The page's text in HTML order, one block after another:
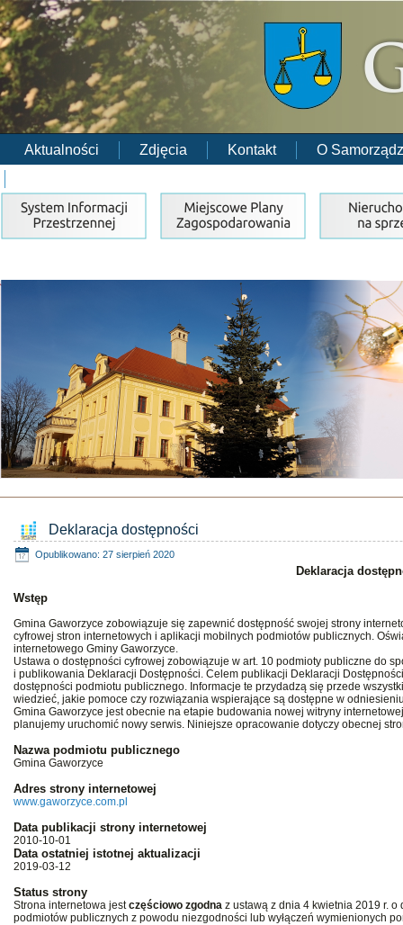
Aktualności Zdjęcia Kontakt
O
Deklaracja dostępności
Opublikowano: 27 sierpień 2020
Deklaracja
Wstęp
Gmina Gaworzyce zobowiązuje się zapewnić dostępność swojej strony
cyfrowej stron internetowych i aplikacji mobilnych podmiotów publicznych.
internetowego Gminy Gaworzyce.
Ustawa o dostępności cyfrowej zobowiązuje w art. 10 podmioty publiczne do
i publikowania Deklaracji Dostępności. Celem publikacji Deklaracji
dostępności podmiotu publicznego. Informacje te przydadzą się przede
wiedzieć, jakie pomoce czy rozwiązania wspierające są dostępne w
Gmina Gaworzyce jest obecnie na etapie budowania nowej witryny
planujemy uruchomić nowy serwis. Niniejsze opracowanie dotyczy obecnej
Nazwa podmiotu publicznego
Gmina Gaworzyce
Adres strony internetowej
www.gaworzyce.com.pl
Data publikacji strony internetowej
2010-10-01
Data ostatniej istotnej aktualizacji
2019-03-12
Status strony
Strona internetowa jestczęściowo zgodna z ustawą z dnia 4 kwietnia 2019 r.
podmiotów publicznych z powodu niezgodności lub wyłączeń wymienionych